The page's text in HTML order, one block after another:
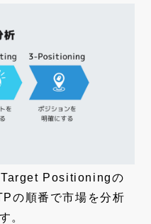
Positioningの
の順番で市場を分析
。